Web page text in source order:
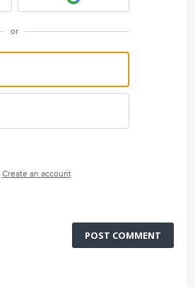
or
Create an account
POST COMMENT